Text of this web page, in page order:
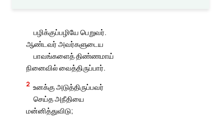
பழிக்குப்பழியே பெறுவர்.
ஆண்டவர் அவர்களுடைய
பாவங்களைத் திண்ணமாய்
நினைவில் வைத்திருப்பார்.
2 உனக்கு அடுத்திருப்பவர்
செய்த அநீதியை
மன்னித்துவிடு;